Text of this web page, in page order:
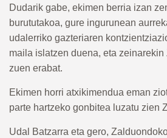
Dudarik gabe, ekimen berria izan
burututakoa, gure ingurunean
udalerriko gazteriaren
maila islatzen duena, eta
zuen erabat.
Ekimen horri atxikimendua eman
parte hartzeko gonbitea luzatu zien
Udal Batzarra eta gero,